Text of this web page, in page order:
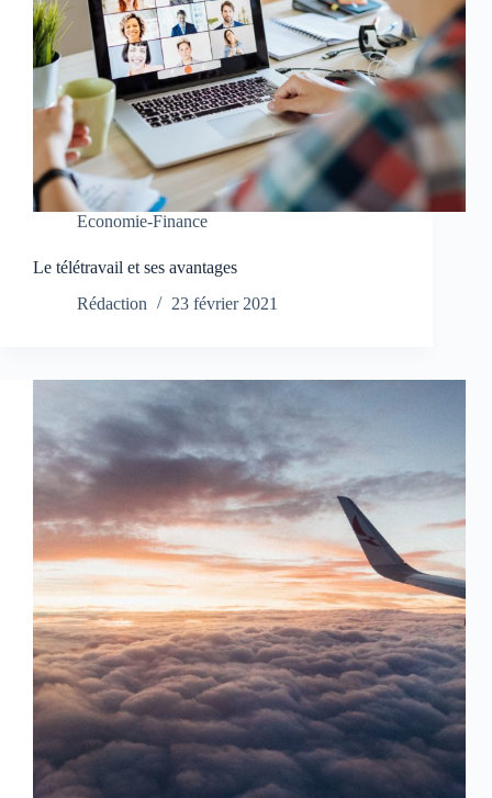
Economie-Finance
Le télétravail et ses avantages
Rédaction
23 février 2021